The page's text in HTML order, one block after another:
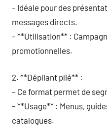
– Idéale pour des
messages directs.
– **Utilisation** :
promotionnelles.
2. **Dépliant plié** :
– Ce format permet de
– **Usage** : Menus,
catalogues.